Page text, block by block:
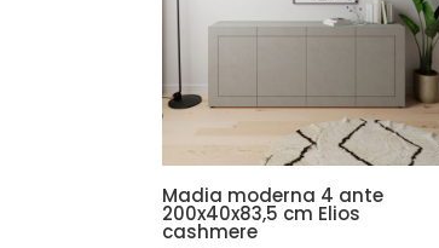
Madia moderna 4 ante
200x40x83,5 cm Elios
cashmere